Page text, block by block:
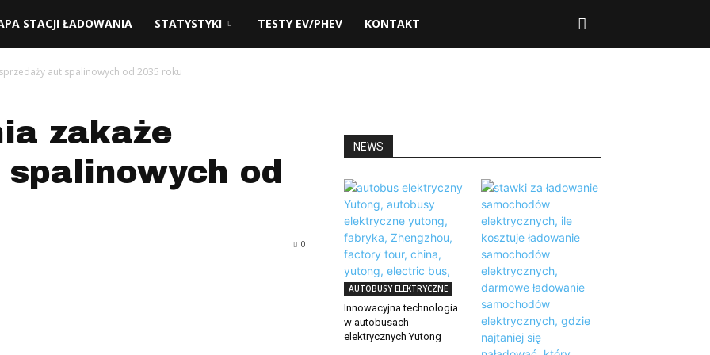
STACJI ŁADOWANIA STATYSTYKI TESTY EV/PHEV KONTAKT
aut spalinowych od 2035 roku
zakaże
od
0
NEWS
AUTOBUSY ELEKTRYCZNE
Innowacyjna technologia
w autobusach
elektrycznych Yutong